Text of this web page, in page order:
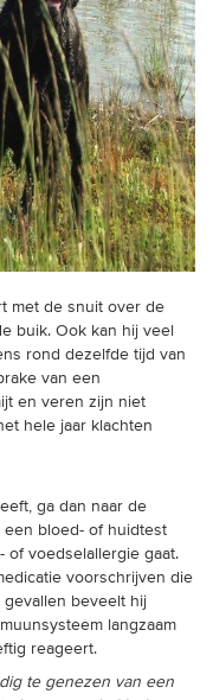
met de snuit over de
buik. Ook kan hij veel
rond dezelfde tijd van
van een
en veren zijn niet
hele jaar klachten
ga dan naar de
bloed- of huidtest
of voedselallergie gaat.
voorschrijven die
gevallen beveelt hij
langzaam
reageert.
te genezen van een